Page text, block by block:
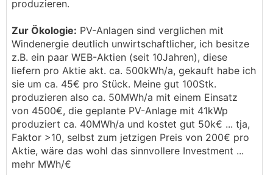
produzieren.
Zur Ökologie: PV-Anlagen sind verglichen mit
Windenergie deutlich unwirtschaftlicher, ich besitze
z.B. ein paar WEB-Aktien (seit 10Jahren), diese
liefern pro Aktie akt. ca. 500kWh/a, gekauft habe ich
sie um ca. 45€ pro Stück. Meine gut 100Stk.
produzieren also ca. 50MWh/a mit einem Einsatz
von 4500€, die geplante PV-Anlage mit 41kWp
produziert ca. 40MWh/a und kostet gut 50k€ ... tja,
Faktor >10, selbst zum jetzigen Preis von 200€ pro
Aktie, wäre das wohl das sinnvollere Investment ...
mehr MWh/€